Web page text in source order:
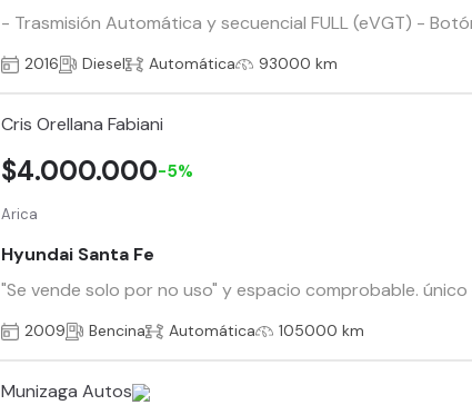
- Trasmisión Automática y secuencial FULL (eVGT) -
2016 Diesel Automática 93000 km
Cris Orellana Fabiani
Arica
Hyundai Santa Fe
"Se vende solo por no uso" y espacio comprobable.
$4.000.000-5%
2009 Bencina Automática 105000 km
Munizaga Autos